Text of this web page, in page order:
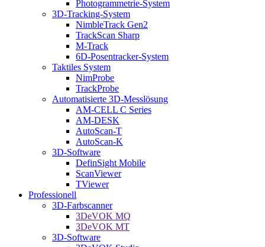
Photogrammetrie-System
3D-Tracking-System
NimbleTrack Gen2
TrackScan Sharp
M-Track
6D-Posentracker-System
Taktiles System
NimProbe
TrackProbe
Automatisierte 3D-Messlösung
AM-CELL C Series
AM-DESK
AutoScan-T
AutoScan-K
3D-Software
DefinSight Mobile
ScanViewer
TViewer
Professionell
3D-Farbscanner
3DeVOK MQ
3DeVOK MT
3D-Software